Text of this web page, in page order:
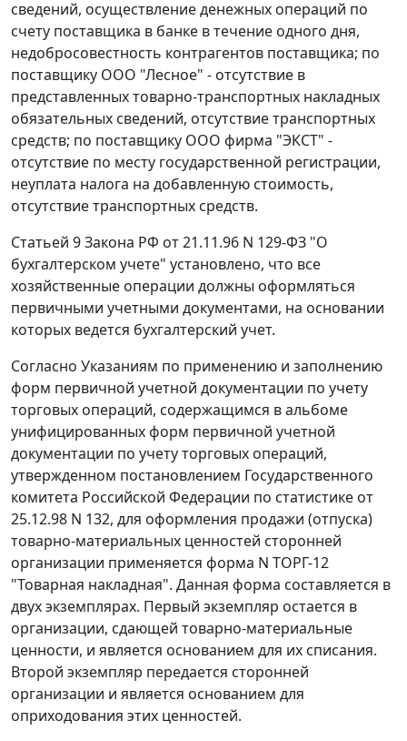
сведений, осуществление денежных операций по
счету поставщика в банке в течение одного дня,
недобросовестность контрагентов поставщика; по
поставщику ООО "Лесное" - отсутствие в
представленных товарно-транспортных накладных
обязательных сведений, отсутствие транспортных
средств; по поставщику ООО фирма "ЭКСТ" -
отсутствие по месту государственной регистрации,
неуплата налога на добавленную стоимость,
отсутствие транспортных средств.
Статьей 9Закона РФ от 21.11.96 N 129-ФЗ "О
бухгалтерском учете" установлено, что все
хозяйственные операции должны оформляться
первичными учетными документами, на основании
которых ведется бухгалтерский учет.
Согласно Указаниям по применению и заполнению
форм первичной учетной документации по учету
торговых операций, содержащимся вальбоме
унифицированных форм первичной учетной
документации по учету торговых операций,
утвержденном постановлением Государственного
комитета Российской Федерации по статистике от
25.12.98 N 132, для оформления продажи (отпуска)
товарно-материальных ценностей сторонней
организации применяется форма N ТОРГ-12
"Товарная накладная". Данная форма составляется в
двух экземплярах. Первый экземпляр остается в
организации, сдающей товарно-материальные
ценности, и является основанием для их списания.
Второй экземпляр передается сторонней
организации и является основанием для
оприходования этих ценностей.